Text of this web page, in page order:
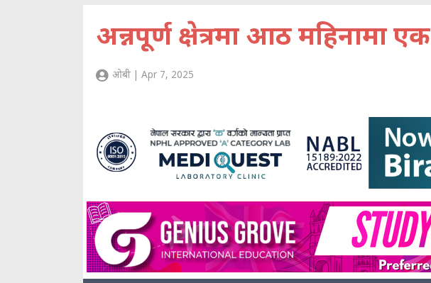
अन्नपूर्ण क्षेत्रमा आठ महिनामा एक
ओबी | Apr 7, 2025